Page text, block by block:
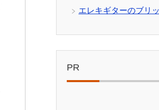
エレキギターのブリ
PR